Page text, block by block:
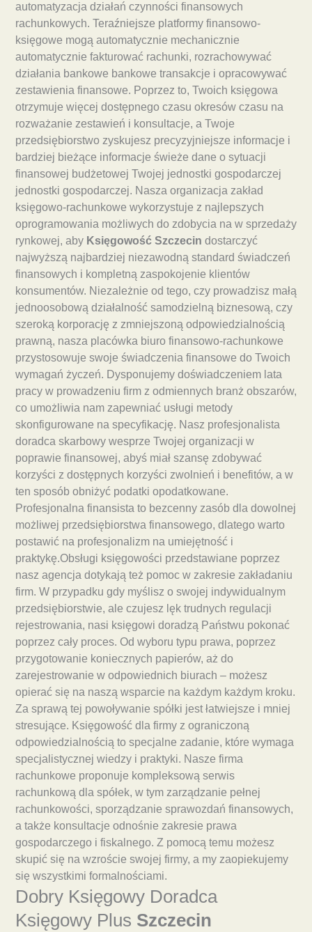
automatyzacja działań czynności finansowych
rachunkowych. Teraźniejsze platformy finansowo-
księgowe mogą automatycznie mechanicznie
automatycznie fakturować rachunki, rozrachowywać
działania bankowe bankowe transakcje i opracowywać
zestawienia finansowe. Poprzez to, Twoich księgowa
otrzymuje więcej dostępnego czasu okresów czasu na
rozważanie zestawień i konsultacje, a Twoje
przedsiębiorstwo zyskujesz precyzyjniejsze informacje i
bardziej bieżące informacje świeże dane o sytuacji
finansowej budżetowej Twojej jednostki gospodarczej
jednostki gospodarczej. Nasza organizacja zakład
księgowo-rachunkowe wykorzystuje z najlepszych
oprogramowania możliwych do zdobycia na w sprzedaży
rynkowej, aby Księgowość Szczecin dostarczyć
najwyższą najbardziej niezawodną standard świadczeń
finansowych i kompletną zaspokojenie klientów
konsumentów. Niezależnie od tego, czy prowadzisz małą
jednoosobową działalność samodzielną biznesową, czy
szeroką korporację z zmniejszoną odpowiedzialnością
prawną, nasza placówka biuro finansowo-rachunkowe
przystosowuje swoje świadczenia finansowe do Twoich
wymagań życzeń. Dysponujemy doświadczeniem lata
pracy w prowadzeniu firm z odmiennych branż obszarów,
co umożliwia nam zapewniać usługi metody
skonfigurowane na specyfikację. Nasz profesjonalista
doradca skarbowy wesprze Twojej organizacji w
poprawie finansowej, abyś miał szansę zdobywać
korzyści z dostępnych korzyści zwolnień i benefitów, a w
ten sposób obniżyć podatki opodatkowane.
Profesjonalna finansista to bezcenny zasób dla dowolnej
możliwej przedsiębiorstwa finansowego, dlatego warto
postawić na profesjonalizm na umiejętność i
praktykę.Obsługi księgowości przedstawiane poprzez
nasz agencja dotykają też pomoc w zakresie zakładaniu
firm. W przypadku gdy myślisz o swojej indywidualnym
przedsiębiorstwie, ale czujesz lęk trudnych regulacji
rejestrowania, nasi księgowi doradzą Państwu pokonać
poprzez cały proces. Od wyboru typu prawa, poprzez
przygotowanie koniecznych papierów, aż do
zarejestrowanie w odpowiednich biurach – możesz
opierać się na naszą wsparcie na każdym każdym kroku.
Za sprawą tej powoływanie spółki jest łatwiejsze i mniej
stresujące. Księgowość dla firmy z ograniczoną
odpowiedzialnością to specjalne zadanie, które wymaga
specjalistycznej wiedzy i praktyki. Nasze firma
rachunkowe proponuje kompleksową serwis
rachunkową dla spółek, w tym zarządzanie pełnej
rachunkowości, sporządzanie sprawozdań finansowych,
a także konsultacje odnośnie zakresie prawa
gospodarczego i fiskalnego. Z pomocą temu możesz
skupić się na wzroście swojej firmy, a my zaopiekujemy
się wszystkimi formalnościami.
Dobry Księgowy Doradca
Księgowy Plus Szczecin